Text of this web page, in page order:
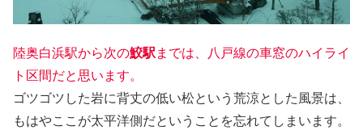
陸奥白浜駅から次の鮫駅 までは、八戸線の車窓のハイライ
ト区間だと思います。
ゴツゴツした岩に背丈の低い松という荒涼とした風景は、
もはやここが太平洋側だということを忘れてしまいます。